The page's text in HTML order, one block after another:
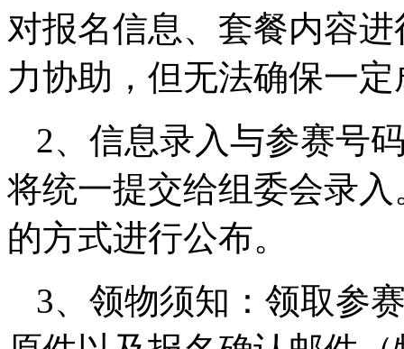
对报名信息、套餐内容
力协助，但无法确保一
2、信息录入与参赛号
将统一提交给组委会录
的方式进行公布。
3、领物须知：领取参